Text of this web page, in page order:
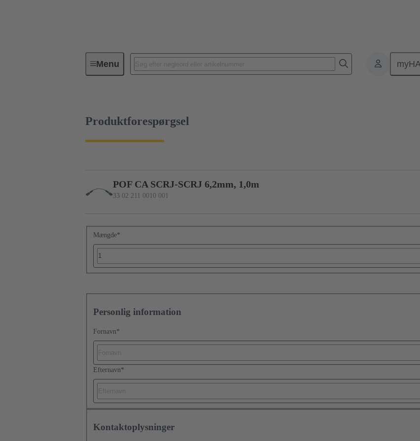
MenuKabelsamlinger og bulkkabler Fiberoptisk Systemkabelføring 33 02
Produktforespørgsel
POF CA SCRJ-SCRJ 6,2mm, 1,0m
33 02 211 0010 001
Mængde*
Personlig information
Fornavn*
Efternavn*
Kontaktoplysninger